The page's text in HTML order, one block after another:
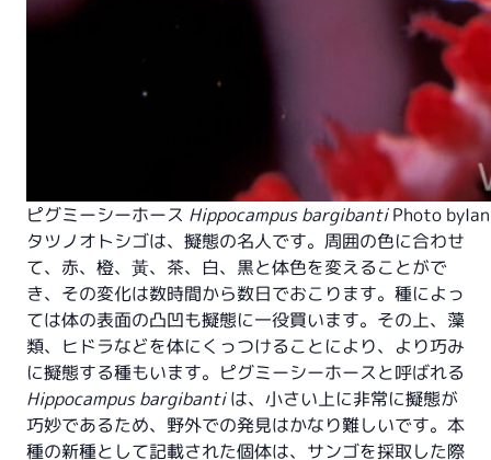
ピグミーシーホース Hippocampus bargibantiPhoto by
タツノオトシゴは、擬態の名人です。周囲の色に合わせ
て、赤、橙、黃、茶、白、黒と体色を変えることがで
き、その変化は数時間から数日でおこります。種によっ
ては体の表面の凸凹も擬態に一役買います。その上、藻
類、ヒドラなどを体にくっつけることにより、より巧み
に擬態する種もいます。ピグミーシーホースと呼ばれる
Hippocampus bargibantiは、小さい上に非常に擬態が
巧妙であるため、野外での発見はかなり難しいです。本
種の新種として記載された個体は、サンゴを採取した際